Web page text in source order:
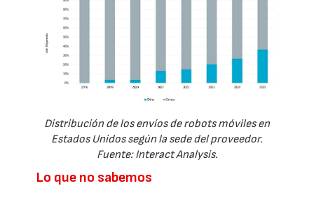
Distribución de los envíos de robots móviles en
Estados Unidos según la sede del proveedor.
Fuente: Interact Analysis.
Lo que no sabemos